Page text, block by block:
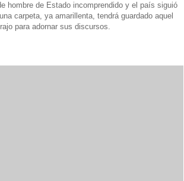
hombre de Estado incomprendido y el país siguió
carpeta, ya amarillenta, tendrá guardado aquel
para adornar sus discursos.